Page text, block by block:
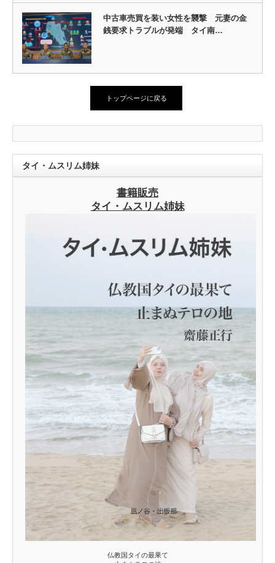
中古車売買を装い女性を襲撃 元妻の金
銭要求トラブルが発端 タイ南…
トップページに戻る
タイ・ムスリム姉妹
書籍販売
タイ・ムスリム姉妹
仏教国タイの最果て